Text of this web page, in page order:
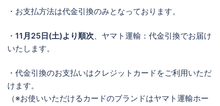
・お支払方法は代金引換のみとなっております。
・ 11月25日(土)より順次、ヤマト運輸：代金引換でお届け
いたします。
・代金引換のお支払いはクレジットカードをご利用いただ
けます。
（※お使いいただけるカードのブランドはヤマト運輸ホー